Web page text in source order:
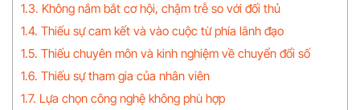
1.3. Không nắm bắt cơ hội, chậm trễ so với đối thủ
1.4. Thiếu sự cam kết và vào cuộc từ phía lãnh đạo
1.5. Thiếu chuyên môn và kinh nghiệm về chuyển đổi số
1.6. Thiếu sự tham gia của nhân viên
1.7. Lựa chọn công nghệ không phù hợp